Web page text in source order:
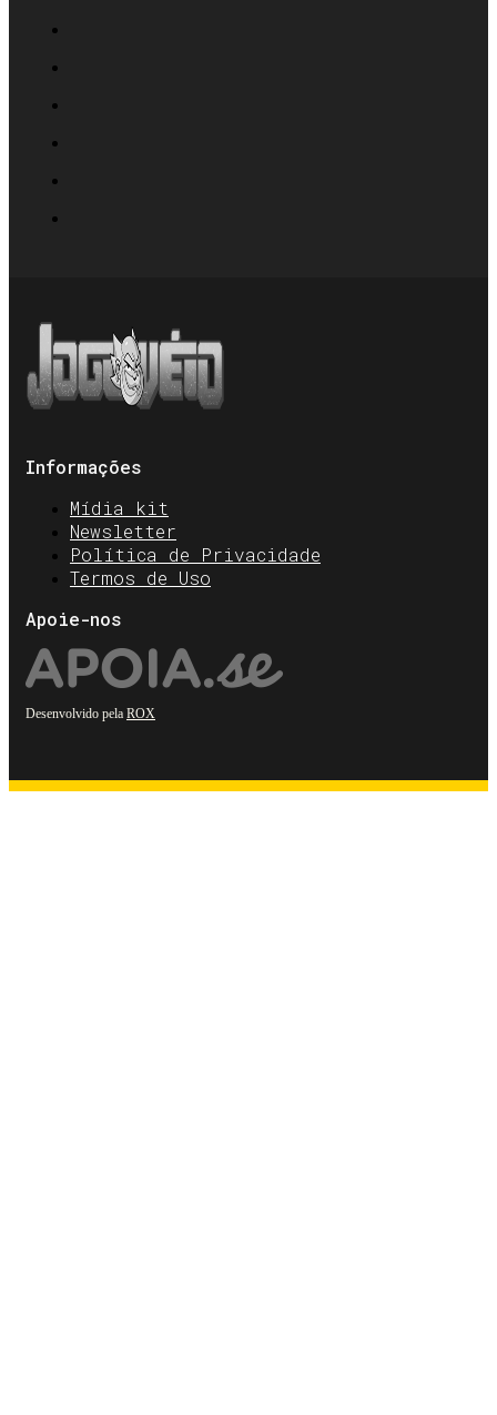
Informações
Mídia kit
Newsletter
Política de Privacidade
Termos de Uso
Apoie-nos
Desenvolvido pela ROX